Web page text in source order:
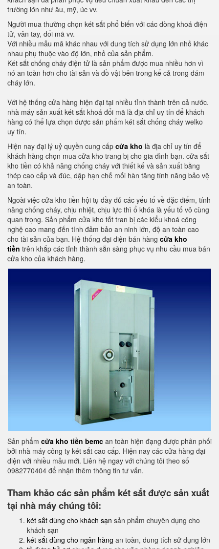
trường lớn như âu, mỹ, úc vv.
Người mua thường chọn két sắt phổ biến với các dòng khoá điện
tử, vân tay, đổi mã vv.
Với nhiều mẫu mã khác nhau với dung tích sử dụng lớn nhỏ khác
nhau phụ thuộc vào độ lớn, nhỏ của sản phẩm.
Két sắt chống cháy điện tử là sản phẩm được mua nhiều hơn vì
nó an toàn hơn cho tài sản và đồ vật bên trong kể cả trong đám
cháy lớn.
Với hệ thống cửa hàng hiện đại tại nhiều tỉnh thành trên cả nước.
nhà máy sản xuất két sắt khoá đổi mã là địa chỉ uy tín để khách
hàng có thể lựa chọn được sản phẩm két sắt chống cháy welko
uy tín.
Hiện nay đại lý uỷ quyền cung cấp cửa kho là địa chỉ uy tín để
khách hàng chọn mua cửa kho trang bị cho gia đình bạn. cửa sắt
kho tiền có khả năng chống cháy với thiết kế và sản xuất bằng
thép cao cấp và đúc, dập hạn chế mối hàn tăng tính năng bảo vệ
an toàn.
Ngoài việc cửa kho tiền hội tụ đầy đủ các yếu tố về đặc điểm, tính
năng chống cháy, chịu nhiệt, chịu lực thì ổ khóa là yếu tố vô cùng
quan trọng. Sản phẩm cửa kho tốt tran bị các kiểu khoá công
nghệ cao mang đến tính đảm bảo an ninh lớn, độ an toàn cao
cho tài sản của bạn. Hệ thống đại diện bán hàng cửa kho
tiền trên khắp các tỉnh thành sẵn sàng phục vụ nhu cầu mua bán
cửa kho của khách hàng.
Sản phẩm cửa kho tiền bemc an toàn hiện đạng được phân phối
bởi nhà máy công ty két sắt cao cấp. Hiện nay các cửa hàng đại
diện với nhiều mẫu mới. Liên hệ ngay với chúng tôi theo số
0982770404 để nhận thêm thông tin tư vấn.
Tham khảo các sản phẩm két sắt được sản xuất
tại nhà máy chúng tôi:
két sắt dùng cho khách sạn sản phẩm chuyên dụng cho
khách sạn
két sắt dùng cho ngân hàng an toàn, dung tích sử dụng lớn